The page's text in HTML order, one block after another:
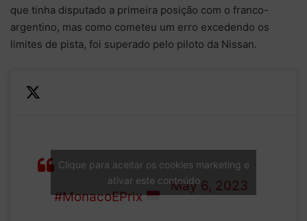
que tinha disputado a primeira posição com o franco-
argentino, mas como cometeu um erro excedendo os
limites de pista, foi superado pelo piloto da Nissan.
starting grid for
the 2023
#MonacoEPrix
(@FIAFormulaE)
May 6, 2023
Clique para aceitar os cookies marketing e
ativar este conteúdo